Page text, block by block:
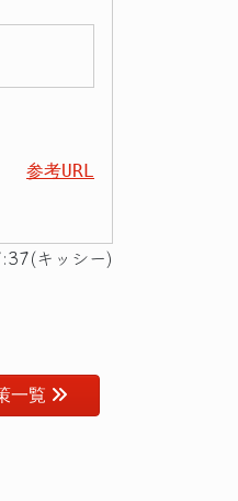
参考URL
キッシー)
一覧